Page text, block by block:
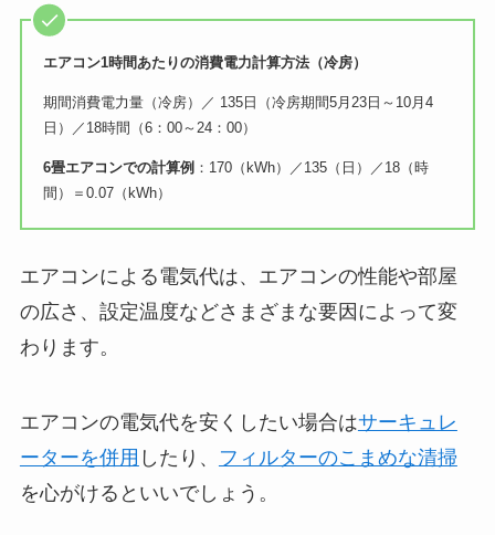
エアコン1時間あたりの消費電力計算方法（冷房）
期間消費電力量（冷房）／ 135日（冷房期間5月23日～10月4
日）／18時間（6：00～24：00）
6畳エアコンでの計算例 ：170（kWh）／135（日）／18（時
間）＝0.07（kWh）
エアコンによる電気代は、エアコンの性能や部屋
の広さ、設定温度などさまざまな要因によって変
わります。
エアコンの電気代を安くしたい場合はサーキュレ
ーターを併用 したり、
フィルターのこまめな清掃
を心がけるといいでしょう。